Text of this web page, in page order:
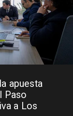
apuesta
Paso
a Los